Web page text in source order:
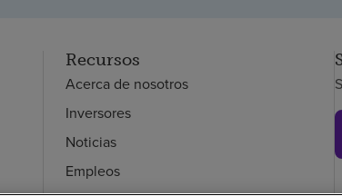
Recursos
Acerca de nosotros
Inversores
Noticias
Empleos